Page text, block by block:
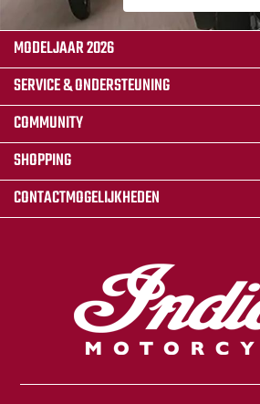
MODELJAAR 2026
SERVICE & ONDERSTEUNING
COMMUNITY
SHOPPING
CONTACTMOGELIJKHEDEN